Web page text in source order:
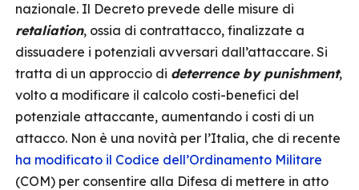
nazionale. Il Decreto prevede delle misure di
retaliation, ossia di contrattacco, finalizzate a
dissuadere i potenziali avversari dall’attaccare. Si
tratta di un approccio di deterrence by punishment,
volto a modificare il calcolo costi-benefici del
potenziale attaccante, aumentando i costi di un
attacco. Non è una novità per l’Italia, che di recente
ha modificato il Codice dell’Ordinamento Militare
(COM) per consentire alla Difesa di mettere in atto